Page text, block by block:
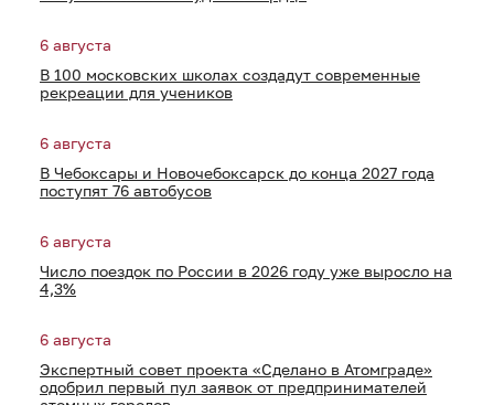
6 августа
В 100 московских школах создадут современные
рекреации для учеников
6 августа
В Чебоксары и Новочебоксарск до конца 2027 года
поступят 76 автобусов
6 августа
Число поездок по России в 2026 году уже выросло на
4,3%
6 августа
Экспертный совет проекта «Сделано в Атомграде»
одобрил первый пул заявок от предпринимателей